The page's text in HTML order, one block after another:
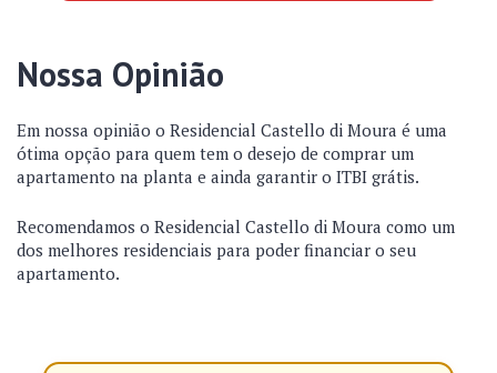
Nossa Opinião
Em nossa opinião o Residencial Castello di Moura é uma
ótima opção para quem tem o desejo de comprar um
apartamento na planta e ainda garantir o ITBI grátis.
Recomendamos o Residencial Castello di Moura como um
dos melhores residenciais para poder financiar o seu
apartamento.